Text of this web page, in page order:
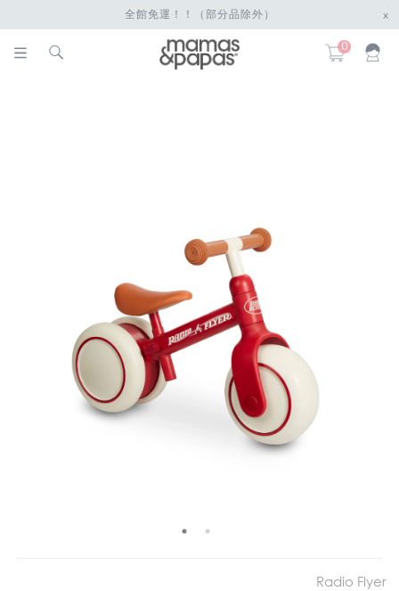
全館免運！！（部分品除外） x
0
Radio Flyer